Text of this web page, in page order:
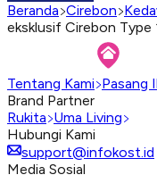
Beranda Cirebon
eksklusif Cirebon Type
Tentang Kami Pasang
Brand Partner
Rukita Uma Living
Hubungi Kami
support@infokost.id
Media Sosial